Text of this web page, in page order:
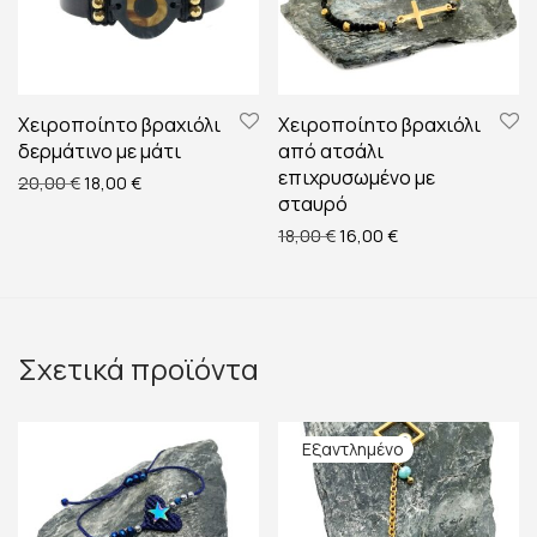
Χειροποίητο βραχιόλι
δερμάτινο με μάτι
20,00€Original price was: 20,00 €.
18,00 €Η τρέχουσα τιμή είναι: 18,00 €.
Χειροποίητο βραχιόλι
από ατσάλι
επιχρυσωμένο με
σταυρό
18,00€Original price was: 18,00
16,00 €Η τρέχουσα τιμή
Σχετικά προϊόντα